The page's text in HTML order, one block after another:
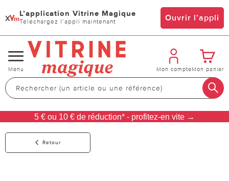
x L’application Vitrine Magique
Téléchargez l’appli maintenant Ouvrir l’appli
Changer
de
navigation
Menu Mon compteMon panier
5 € ou 10 € de réduction* - profitez-en vite →
Retour